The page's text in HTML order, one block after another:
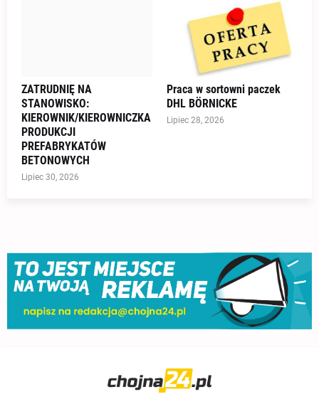
ZATRUDNIĘ NA
STANOWISKO:
KIEROWNIK/KIEROWNICZKA
PRODUKCJI
PREFABRYKATÓW
BETONOWYCH
Lipiec 30, 2026
Praca w sortowni paczek
DHL BÖRNICKE
Lipiec 28, 2026